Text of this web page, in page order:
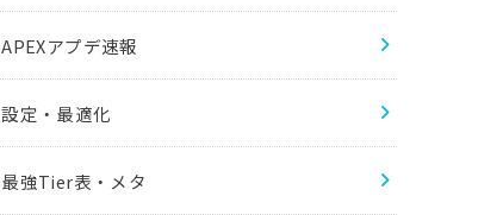
APEXアプデ速報
設定・最適化
最強Tier表・メタ